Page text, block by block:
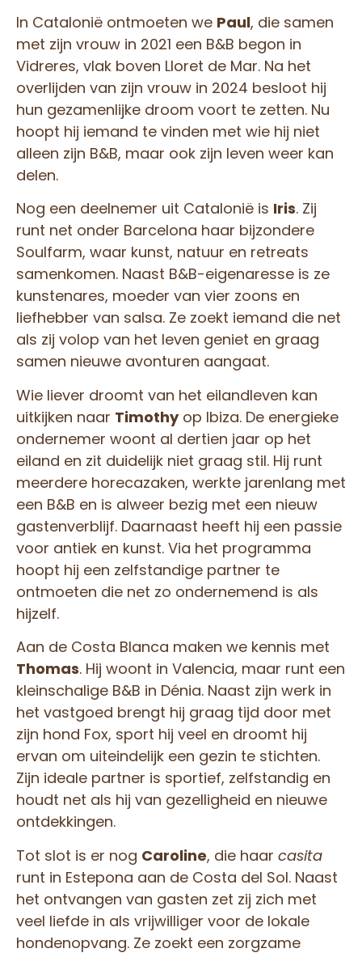
In Catalonië ontmoeten we Paul, die samen
met zijn vrouw in 2021 een B&B begon in
Vidreres, vlak boven Lloret de Mar. Na het
overlijden van zijn vrouw in 2024 besloot hij
hun gezamenlijke droom voort te zetten. Nu
hoopt hij iemand te vinden met wie hij niet
alleen zijn B&B, maar ook zijn leven weer kan
delen.
Nog een deelnemer uit Catalonië is Iris. Zij
runt net onder Barcelona haar bijzondere
Soulfarm, waar kunst, natuur en retreats
samenkomen. Naast B&B-eigenaresse is ze
kunstenares, moeder van vier zoons en
liefhebber van salsa. Ze zoekt iemand die net
als zij volop van het leven geniet en graag
samen nieuwe avonturen aangaat.
Wie liever droomt van het eilandleven kan
uitkijken naar Timothyop Ibiza. De energieke
ondernemer woont al dertien jaar op het
eiland en zit duidelijk niet graag stil. Hij runt
meerdere horecazaken, werkte jarenlang met
een B&B en is alweer bezig met een nieuw
gastenverblijf. Daarnaast heeft hij een passie
voor antiek en kunst. Via het programma
hoopt hij een zelfstandige partner te
ontmoeten die net zo ondernemend is als
hijzelf.
Aan de Costa Blanca maken we kennis met
Thomas. Hij woont in Valencia, maar runt een
kleinschalige B&B in Dénia. Naast zijn werk in
het vastgoed brengt hij graag tijd door met
zijn hond Fox, sport hij veel en droomt hij
ervan om uiteindelijk een gezin te stichten.
Zijn ideale partner is sportief, zelfstandig en
houdt net als hij van gezelligheid en nieuwe
ontdekkingen.
Tot slot is er nog Caroline, die haar casita
runt in Estepona aan de Costa del Sol. Naast
het ontvangen van gasten zet zij zich met
veel liefde in als vrijwilliger voor de lokale
hondenopvang. Ze zoekt een zorgzame